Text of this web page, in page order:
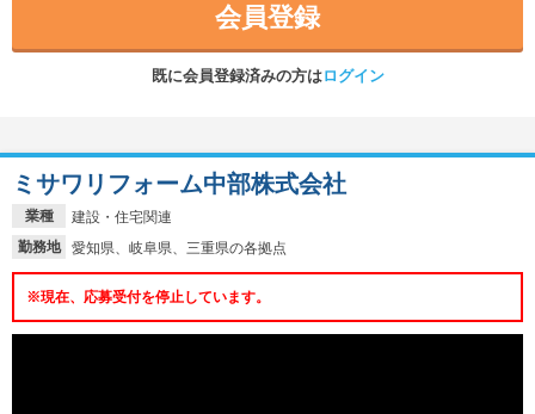
会員登録
既に会員登録済みの方はログイン
業種
建設・住宅関連
勤務地
愛知県、岐阜県、三重県の各拠点
ミサワリフォーム中部株式会社
※現在、応募受付を停止しています。